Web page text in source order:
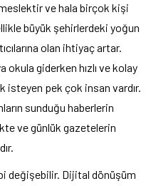
meslektir ve hala birçok kişi
büyük şehirlerdeki yoğun
olan ihtiyaç artar.
giderken hızlı ve kolay
isteyen pek çok insan vardır.
sunduğu haberlerin
ve günlük gazetelerin
değişebilir. Dijital dönüşüm